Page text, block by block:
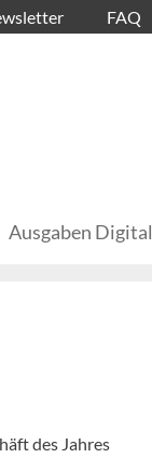
FAQ
Ausgaben Digital
des Jahres